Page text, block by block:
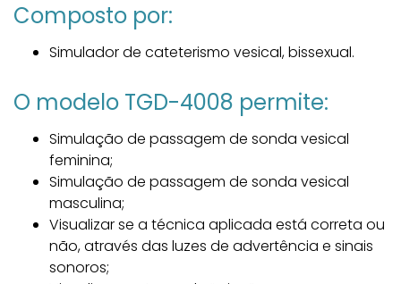
Composto por:
Simulador de cateterismo vesical, bissexual.
O modelo TGD-4008 permite:
Simulação de passagem de sonda vesical
feminina;
Simulação de passagem de sonda vesical
masculina;
Visualizar se a técnica aplicada está correta ou
não, através das luzes de advertência e sinais
sonoros;